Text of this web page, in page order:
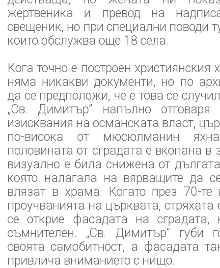
жертвеника и превод на
свещеник, но при специални поводи
които обслужва още 18 села.
Кога точно е построен християнския
няма никакви документи, но по
да се предположи, че е това се
„Св. Димитър” напълно отговаря
изисквания на османската власт,
по-висока от мюсюлманин
половината от сградата е вкопана в
визуално е била снижена от
която налагала на вярващите да
влязат в храма. Когато през 70-те
проучванията на църквата, стряхата
се открие фасадата на сградата,
съмнителен. „Св. Димитър” губи
своята самобитност, а фасадата
привлича вниманието с нищо.